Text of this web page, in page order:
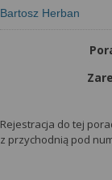
Bartosz Herban
Rejestracja do tej
z przychodnią pod